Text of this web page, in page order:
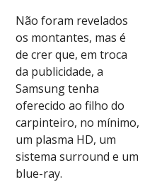
Não foram revelados
os montantes, mas é
de crer que, em troca
da publicidade, a
Samsung tenha
oferecido ao filho do
carpinteiro, no mínimo,
um plasma HD, um
sistema surround e um
blue-ray.